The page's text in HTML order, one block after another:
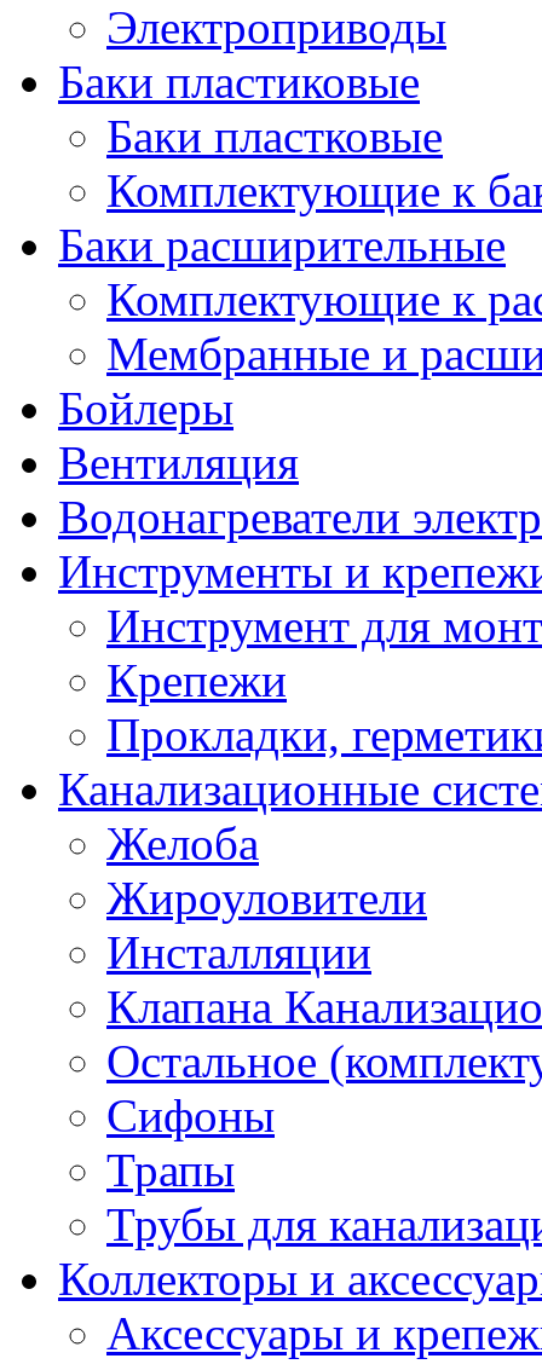
Электроприводы
Баки пластиковые
Баки пластковые
Комплектующие к
Баки расширительные
Комплектующие к
Мембранные и
Бойлеры
Вентиляция
Водонагреватели
Инструменты и
Инструмент для
Крепежи
Прокладки,
Канализационные
Желоба
Жироуловители
Инсталляции
Клапана
Остальное
Сифоны
Трапы
Трубы для
Коллекторы и
Аксессуары и